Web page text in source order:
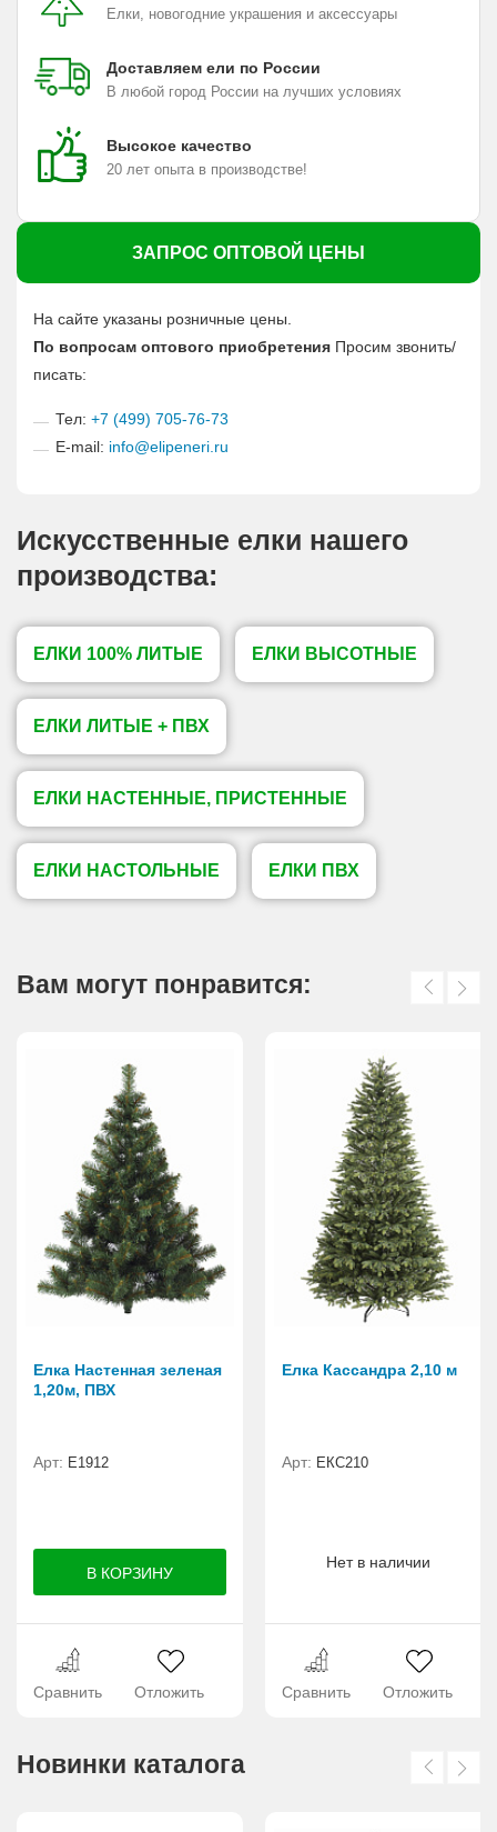
Елки, новогодние украшения и аксессуары
Доставляем ели по России
В любой город России на лучших условиях
Высокое качество
20 лет опыта в производстве!
ЗАПРОС ОПТОВОЙ ЦЕНЫ
На сайте указаны розничные цены.
По вопросам оптового приобретения Просим звонить/
писать:
Тел: +7 (499) 705-76-73
E-mail: info@elipeneri.ru
Искусственные елки нашего
производства:
ЕЛКИ 100% ЛИТЫЕ ЕЛКИ ВЫСОТНЫЕ
ЕЛКИ ЛИТЫЕ + ПВХ
ЕЛКИ НАСТЕННЫЕ, ПРИСТЕННЫЕ
ЕЛКИ НАСТОЛЬНЫЕ ЕЛКИ ПВХ
Вам могут понравится:
Елка Настенная зеленая
1,20м, ПВХ
Арт: E1912
Сравнить Отложить
Елка Кассандра 2,10 м
Арт: ЕКС210
Нет в наличии
Сравнить Отложить
Новинки каталога